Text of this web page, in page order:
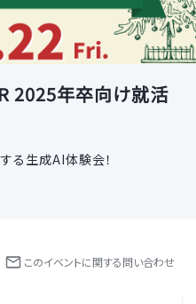
2025年卒向け就活
る生成AI体験会！
このイベントに関する問い合わせ